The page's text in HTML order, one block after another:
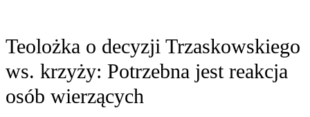
Teolożka o decyzji Trzaskowskiego
ws. krzyży: Potrzebna jest reakcja
osób wierzących